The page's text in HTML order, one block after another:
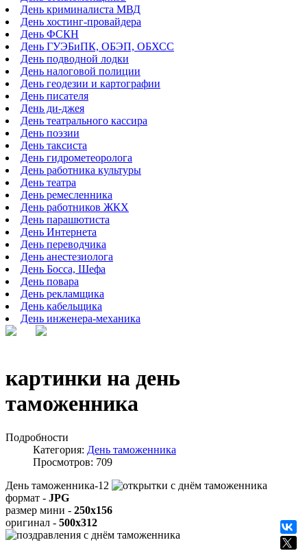
День криминалиста МВД
День хостинг-провайдера
День ФСКН
День ГУЭБиПК, ОБЭП, ОБХСС
День подводной лодки
День налоговой полиции
День геодезии и картографии
День писателя
День ди-джея
День театрального кассира
День поэзии
День таксиста
День гидрометеоролога
День работника культуры
День театра
День ремесленника
День работников ЖКХ
День парашютиста
День Интернета
День переводчика
День анестезиолога
День Босса, Шефа
День повара
День рекламщика
День кабельщика
День инженера-механика
картинки на день
таможенника
Подробности
Категория: День таможенника
Просмотров: 709
День таможенника-12
формат - JPG
размер мини - 250x156
оригинал - 500x312